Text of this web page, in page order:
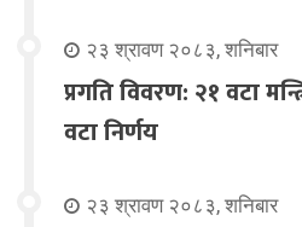
२३ श्रावण २०८३, शनिबार
प्रगति विवरण: २१ वटा
वटा निर्णय
२३ श्रावण २०८३, शनिबार